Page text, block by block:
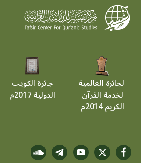
الجائزة العالمية
لخدمة القرآن
الكريم 2014م
جائزة الكويت
الدولية 2017م